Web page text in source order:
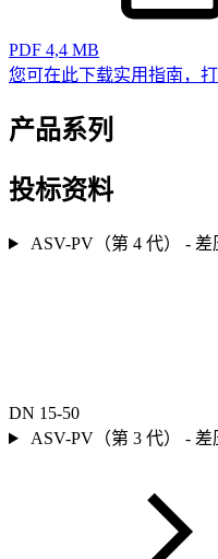
PDF 4,4 MB
您可在此下载实用指南，
产品系列
投标资料
ASV-PV（第 4 代） -
DN 15-50
ASV-PV（第 3 代） -